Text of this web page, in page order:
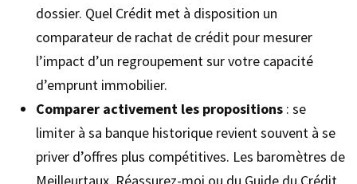
dossier. Quel Crédit met à disposition un
comparateur de rachat de crédit pour mesurer
l’impact d’un regroupement sur votre capacité
d’emprunt immobilier.
Comparer activement les propositions: se
limiter à sa banque historique revient souvent à se
priver d’offres plus compétitives. Les baromètres de